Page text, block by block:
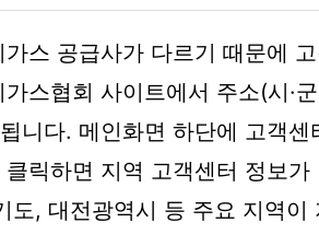
스 공급사가 다르기 때문에
스협회 사이트에서 주소(시·
니다. 메인화면 하단에 고객
릭하면 지역 고객센터 정보
도, 대전광역시 등 주요 지역이